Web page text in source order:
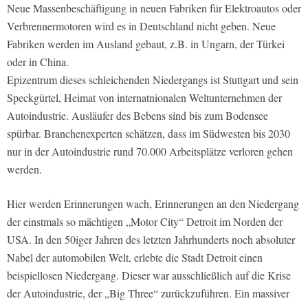
Neue Massenbeschäftigung in neuen Fabriken für Elektroautos oder
Verbrennermotoren wird es in Deutschland nicht geben. Neue
Fabriken werden im Ausland gebaut, z.B. in Ungarn, der Türkei
oder in China.
Epizentrum dieses schleichenden Niedergangs ist Stuttgart und sein
Speckgürtel, Heimat von internatnionalen Weltunternehmen der
Autoindustrie. Ausläufer des Bebens sind bis zum Bodensee
spürbar. Branchenexperten schätzen, dass im Südwesten bis 2030
nur in der Autoindustrie rund 70.000 Arbeitsplätze verloren gehen
werden.
Hier werden Erinnerungen wach, Erinnerungen an den Niedergang
der einstmals so mächtigen „Motor City“ Detroit im Norden der
USA. In den 50iger Jahren des letzten Jahrhunderts noch absoluter
Nabel der automobilen Welt, erlebte die Stadt Detroit einen
beispiellosen Niedergang. Dieser war ausschließlich auf die Krise
der Autoindustrie, der „Big Three“ zurückzuführen. Ein massiver